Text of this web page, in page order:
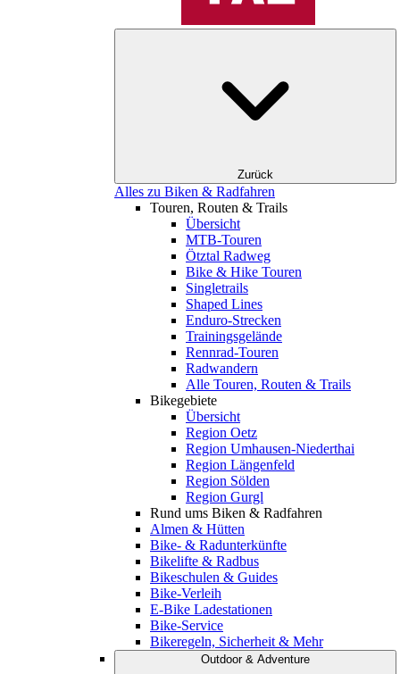
Zurück
Alles zu Biken & Radfahren
Touren, Routen & Trails
Übersicht
MTB-Touren
Ötztal Radweg
Bike & Hike Touren
Singletrails
Shaped Lines
Enduro-Strecken
Trainingsgelände
Rennrad-Touren
Radwandern
Alle Touren, Routen & Trails
Bikegebiete
Übersicht
Region Oetz
Region Umhausen-Niederthai
Region Längenfeld
Region Sölden
Region Gurgl
Rund ums Biken & Radfahren
Almen & Hütten
Bike- & Radunterkünfte
Bikelifte & Radbus
Bikeschulen & Guides
Bike-Verleih
E-Bike Ladestationen
Bike-Service
Bikeregeln, Sicherheit & Mehr
Outdoor & Adventure